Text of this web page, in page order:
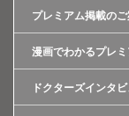
プレミアム掲載の
漫画でわかるプレ
ドクターズインタ